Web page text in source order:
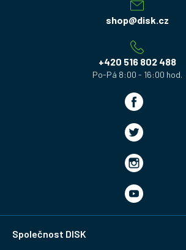
shop@disk.cz
+420 516 802 488
Společnost DISK